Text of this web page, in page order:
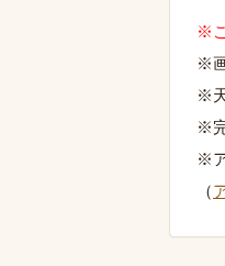
※
※
※
※
※
（